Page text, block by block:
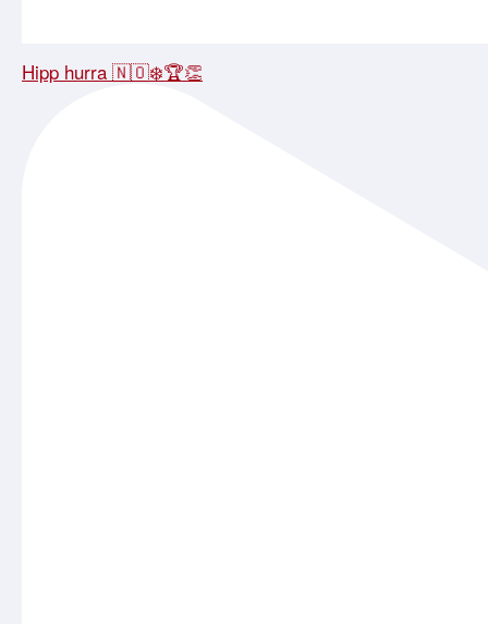
Hipp hurra 🇳🇴❄️🏆👏